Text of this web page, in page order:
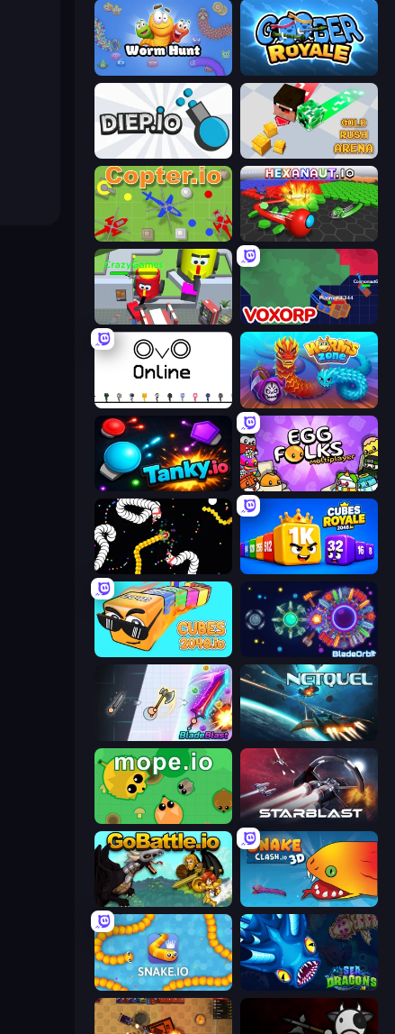
Worm Hunt Goober Royale
Diep.io Gold Rush Arena
Copter.io Hexanaut.io
CleanUp.IO Voxorp
OvO.io Worms.Zone
Tanky.io Egg Folks Multiplayer
Worms.io Cubes 2048 Royale
Cubes 2048.io BladeOrbit.io
BladeBlast.io Netquel
Mope.io StarBlast
GoBattle.io Snake Clash.io
Snake.io SeaDragons.io